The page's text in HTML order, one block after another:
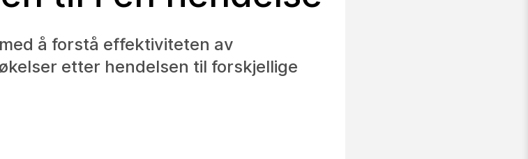
å forstå effektiviteten av
etter hendelsen til forskjellige